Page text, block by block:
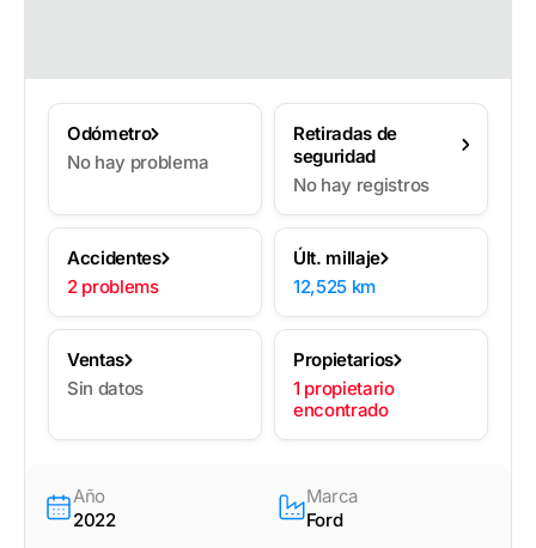
Odómetro
No hay problema
Retiradas de
seguridad
No hay registros
Accidentes
2 problems
Últ. millaje
12,525 km
Ventas
Sin datos
Propietarios
1 propietario
encontrado
Año
2022
Marca
Ford